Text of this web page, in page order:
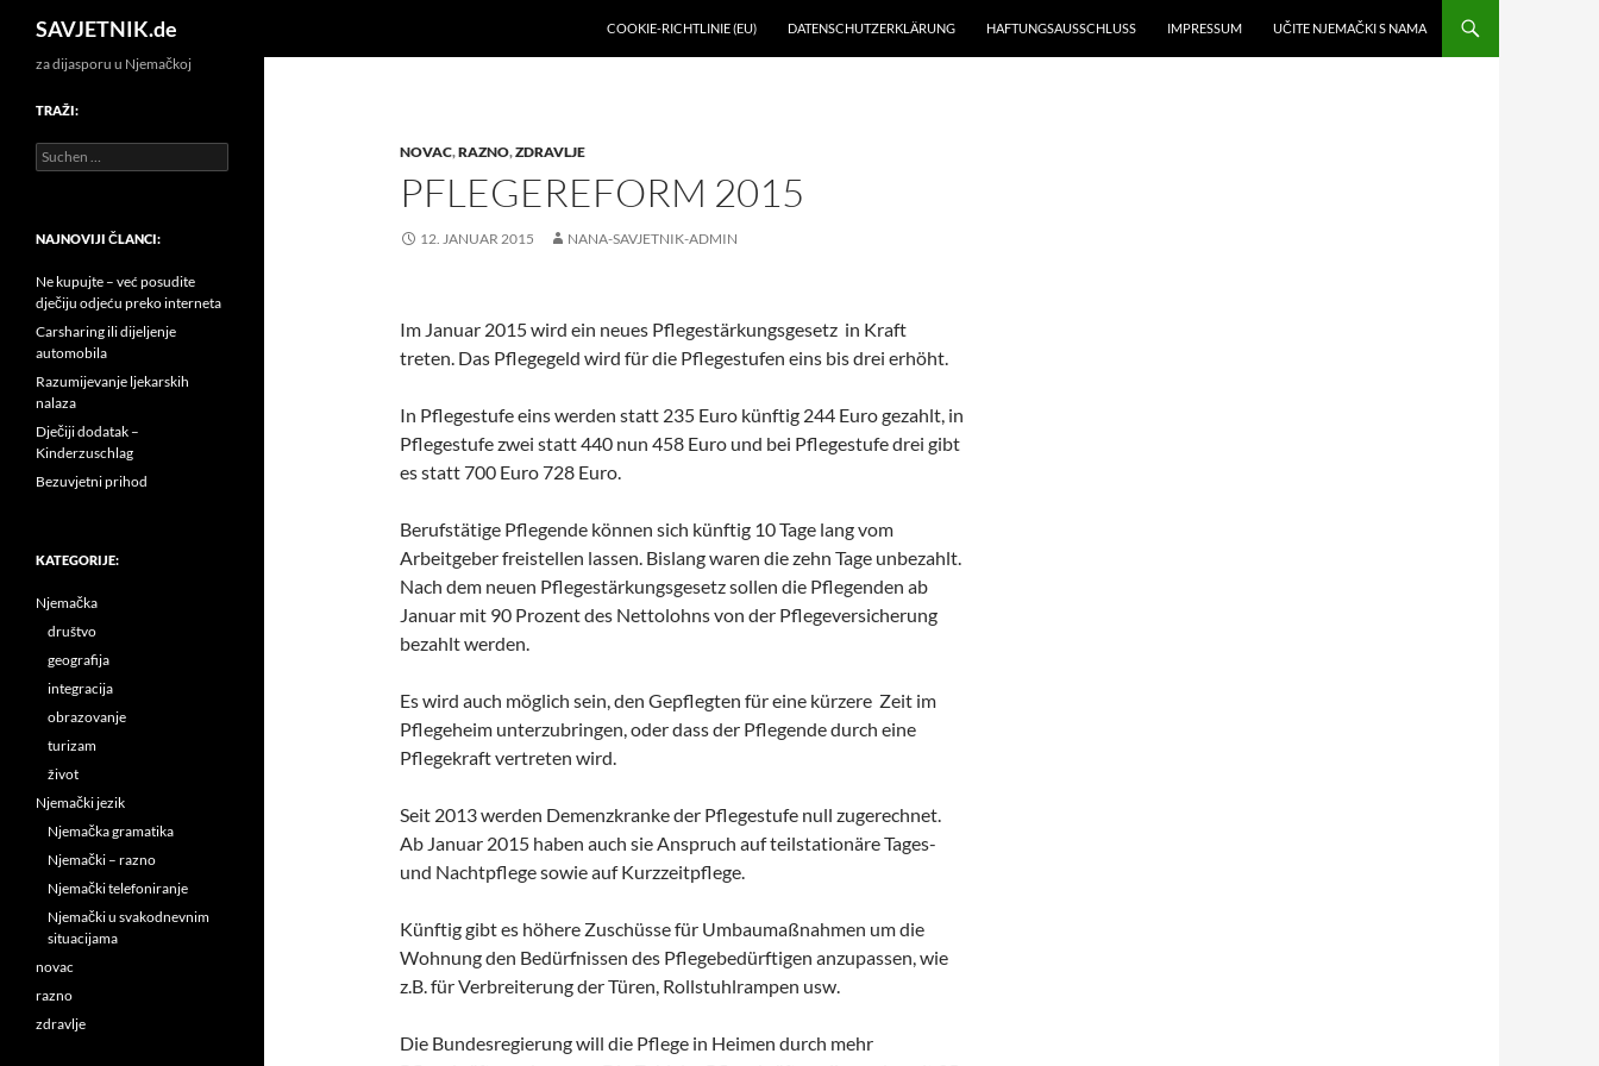
SAVJETNIK.de
COOKIE-RICHTLINIE (EU)
DATENSCHUTZERKLÄRUNG HAFTUNGSAUSSCHLUSS IMPRESSUM UČITE NJEMAČKI S NAMA
NOVAC,RAZNO,ZDRAVLJE
PFLEGEREFORM 2015
12. JANUAR 2015 NANA-SAVJETNIK-ADMIN
Im Januar 2015 wird ein neues Pflegestärkungsgesetz in Kraft
treten. Das Pflegegeld wird für die Pflegestufen eins bis drei erhöht.
In Pflegestufe eins werden statt 235 Euro künftig 244 Euro gezahlt, in
Pflegestufe zwei statt 440 nun 458 Euro und bei Pflegestufe drei gibt
es statt 700 Euro 728 Euro.
Berufstätige Pflegende können sich künftig 10 Tage lang vom
Arbeitgeber freistellen lassen. Bislang waren die zehn Tage unbezahlt.
Nach dem neuen Pflegestärkungsgesetz sollen die Pflegenden ab
Januar mit 90 Prozent des Nettolohns von der Pflegeversicherung
bezahlt werden.
Es wird auch möglich sein, den Gepflegten für eine kürzere Zeit im
Pflegeheim unterzubringen, oder dass der Pflegende durch eine
Pflegekraft vertreten wird.
Seit 2013 werden Demenzkranke der Pflegestufe null zugerechnet.
Ab Januar 2015 haben auch sie Anspruch auf teilstationäre Tages-
und Nachtpflege sowie auf Kurzzeitpflege.
Künftig gibt es höhere Zuschüsse für Umbaumaßnahmen um die
Wohnung den Bedürfnissen des Pflegebedürftigen anzupassen, wie
z.B. für Verbreiterung der Türen, Rollstuhlrampen usw.
Die Bundesregierung will die Pflege in Heimen durch mehr
za dijasporu u Njemačkoj
TRAŽI:
Suchen
nach:
NAJNOVIJI ČLANCI:
Ne kupujte – već posudite
dječiju odjeću preko interneta
Carsharing ili dijeljenje
automobila
Razumijevanje ljekarskih
nalaza
Dječiji dodatak –
Kinderzuschlag
Bezuvjetni prihod
KATEGORIJE:
Njemačka
društvo
geografija
integracija
obrazovanje
turizam
život
Njemački jezik
Njemačka gramatika
Njemački – razno
Njemački telefoniranje
Njemački u svakodnevnim
situacijama
novac
razno
zdravlje